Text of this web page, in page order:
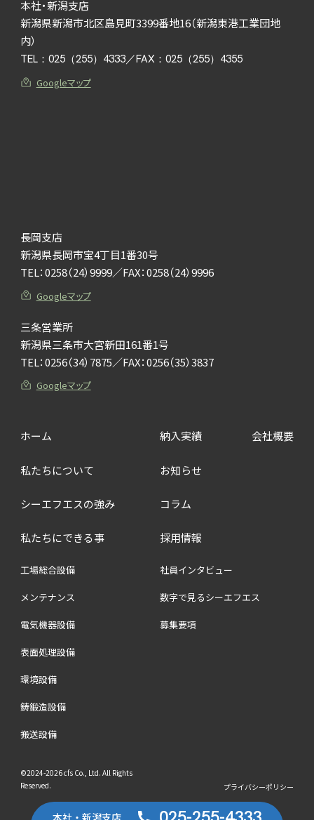
本社・新潟支店
新潟県新潟市北区島見町3399番地16（新潟東港工業団地
内）
TEL：025（255）4333／FAX：025（255）4355
Googleマップ
長岡支店
新潟県長岡市宝4丁目1番30号
TEL：0258（24）9999／FAX：0258（24）9996
Googleマップ
三条営業所
新潟県三条市大宮新田161番1号
TEL：0256（34）7875／FAX：0256（35）3837
Googleマップ
ホーム
私たちについて
シーエフエスの強み
納入実績
お知らせ
コラム
会社概要
私たちにできる事
工場総合設備
メンテナンス
電気機器設備
表面処理設備
環境設備
鋳鍛造設備
搬送設備
採用情報
社員インタビュー
数字で見るシーエフエス
募集要項
プライバシーポリシー
©2024-2026 cfs Co., Ltd. All Rights
Reserved.